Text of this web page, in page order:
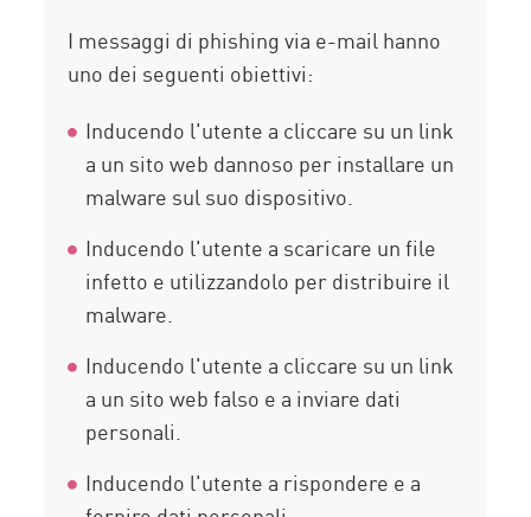
I messaggi di phishing via e-mail hanno
uno dei seguenti obiettivi:
Inducendo l'utente a cliccare su un link
a un sito web dannoso per installare un
malware sul suo dispositivo.
Inducendo l'utente a scaricare un file
infetto e utilizzandolo per distribuire il
malware.
Inducendo l'utente a cliccare su un link
a un sito web falso e a inviare dati
personali.
Inducendo l'utente a rispondere e a